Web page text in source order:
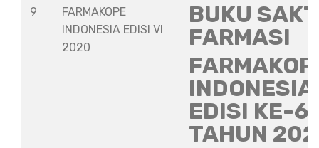
9
FARMAKOPE
INDONESIA EDISI VI
2020
BUKU
FARMASI
INDONESIA
EDISI KE-6
TAHUN